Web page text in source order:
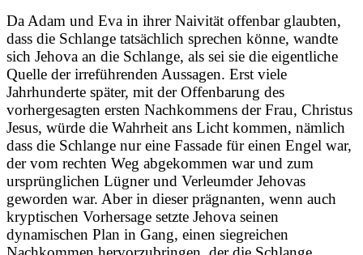
Da Adam und Eva in ihrer Naivität offenbar glaubten,
dass die Schlange tatsächlich sprechen könne, wandte
sich Jehova an die Schlange, als sei sie die eigentliche
Quelle der irreführenden Aussagen. Erst viele
Jahrhunderte später, mit der Offenbarung des
vorhergesagten ersten Nachkommens der Frau, Christus
Jesus, würde die Wahrheit ans Licht kommen, nämlich
dass die Schlange nur eine Fassade für einen Engel war,
der vom rechten Weg abgekommen war und zum
ursprünglichen Lügner und Verleumder Jehovas
geworden war. Aber in dieser prägnanten, wenn auch
kryptischen Vorhersage setzte Jehova seinen
dynamischen Plan in Gang, einen siegreichen